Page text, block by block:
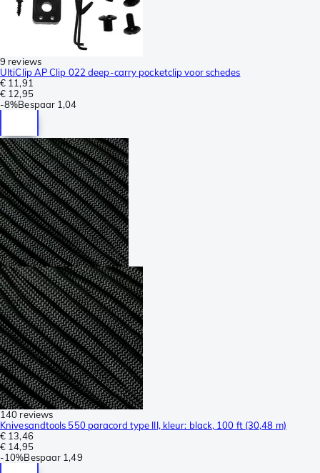
9 reviews
UltiClip AP Clip 022 deep-carry pocketclip voor schedes
€ 11,91
€ 12,95
-8%Bespaar 1,04
140 reviews
Knivesandtools 550 paracord type III, kleur: black, 100 ft (30,48 m)
€ 13,46
€ 14,95
-10%Bespaar 1,49